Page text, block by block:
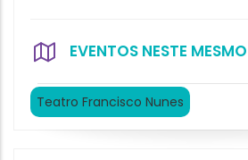
EVENTOS NESTE
Teatro Francisco Nunes